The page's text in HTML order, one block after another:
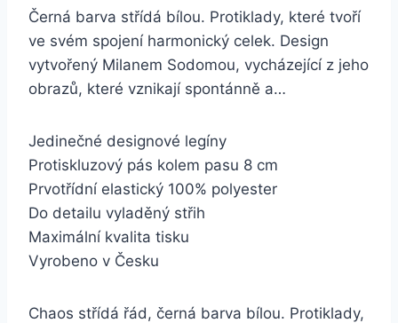
Černá barva střídá bílou. Protiklady, které tvoří
ve svém spojení harmonický celek. Design
vytvořený Milanem Sodomou, vycházející z jeho
obrazů, které vznikají spontánně a…
Jedinečné designové legíny
Protiskluzový pás kolem pasu 8 cm
Prvotřídní elastický 100% polyester
Do detailu vyladěný střih
Maximální kvalita tisku
Vyrobeno v Česku
Chaos střídá řád, černá barva bílou. Protiklady,